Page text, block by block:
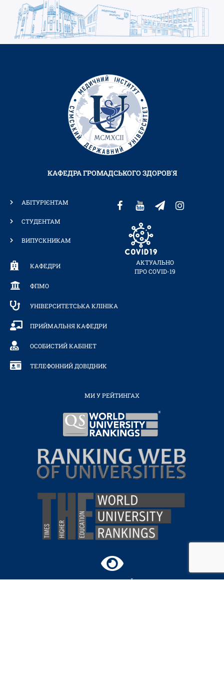
КАФЕДРА ГРОМАДСЬКОГО ЗДОРОВ'Я
АБІТУРІЄНТАМ
СТУДЕНТАМ
ВИПУСКНИКАМ
КАФЕДРИ
ФПМО
УНІВЕРСИТЕТСЬКА КЛІНІКА
ПРИЙМАЛЬНЯ КАФЕДРИ
ОСОБИСТИЙ КАБІНЕТ
ТЕЛЕФОННИЙ ДОВІДНИК
АКТУАЛЬНО
ПРО COVID-19
ВІРТУАЛЬНИЙ
МИ У РЕЙТИНГАХ